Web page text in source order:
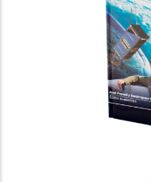
Escuela Militar
Fidel Suárez”.
poder aéreo
PUBLICACIONES